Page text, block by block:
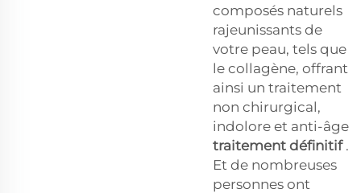
composés naturels
rajeunissants de
votre peau, tels que
le collagène, offrant
ainsi un traitement
non chirurgical,
indolore et anti-âge
traitement définitif .
Et de nombreuses
personnes ont